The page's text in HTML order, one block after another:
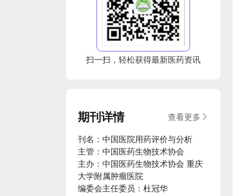
扫一扫，轻松获得最新医药资讯
期刊详情
查看更多
刊名：中国医院用药评价与分析
主管：中国医药生物技术协会
主办：中国医药生物技术协会 重庆
大学附属肿瘤医院
编委会主任委员：杜冠华